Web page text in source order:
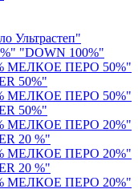
Ультрастеп"
"DOWN 100%"
МЕЛКОЕ ПЕРО 50%"
50%"
МЕЛКОЕ ПЕРО 50%"
50%"
МЕЛКОЕ ПЕРО 20%"
20 %"
МЕЛКОЕ ПЕРО 20%"
20 %"
МЕЛКОЕ ПЕРО 20%"